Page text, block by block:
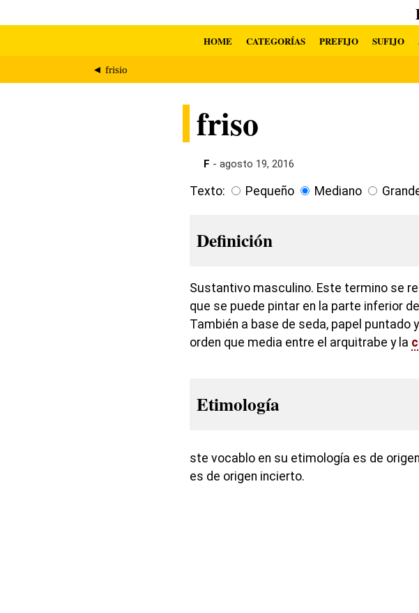
HOME CATEGORÍAS PREFIJO SUFIJO
◄ frisio
friso
F - agosto 19, 2016
Texto: Pequeño Mediano
Definición
Sustantivo masculino. Este termino se
que se puede pintar en la parte inferior
También a base de seda, papel
orden que media entre el arquitrabe y la
Etimología
ste vocablo en su etimología es de
es de origen incierto.